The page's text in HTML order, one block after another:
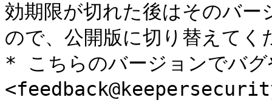
効期限が切れた後はそのバ
ので、公開版に切り替えてく
* こちらのバージョンでバグ